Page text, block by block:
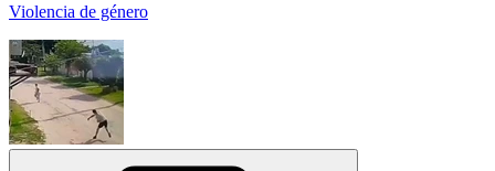
Violencia de género